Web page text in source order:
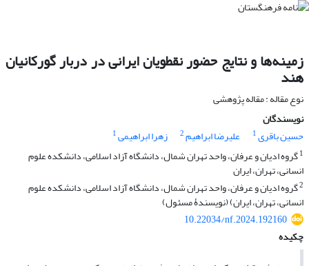
زمینه‌ها و نتایج حضور نقطویان ایرانی در دربار گورکانیان
هند
نوع مقاله : مقاله پژوهشی
نویسندگان
حسین باقری1 علیرضا ابراهیم2 زهرا ابراهیمی1
1گروه ادیان و عرفان، واحد تهران شمال، دانشگاه آزاد اسلامی، دانشکده علوم
انسانی، تهران، ایران
2گروه ادیان و عرفان، واحد تهران شمال، دانشگاه آزاد اسلامی، دانشکده علوم
انسانی، تهران، ایران) (نویسندۀ مسئول)
10.22034/nf.2024.192160
چکیده